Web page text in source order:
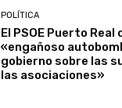
POLÍTICA
El PSOE Puerto Real
«engañoso
gobierno sobre las
las asociaciones»